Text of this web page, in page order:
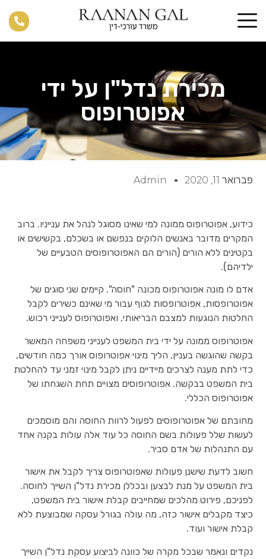
מכירת נדל"ן על ידי
אפוטרופוס
פברואר 11, 2020 Admin
כידוע, אפוטרופוס ממונה למי שאינו מסוגל לנהל את ענייניו. ברוב
המקרים מדובר באנשים הלוקים בנפשם או בשכלם, בקשישים או
בקטינים ללא הורים (הורים הם האפוטרופוסים הטבעיים של
ילדיהם).
אדם לו מונה אפוטרופוס מכונה "חוסה". קיימים שני סוגים של
אפוטרופסות, אפוטרופסות לגוף עבור מי שאינם כשירים לקבל
החלטות הנוגעות למצבם הבריאותי, ואפוטרופוס לענייני רכוש.
אפוטרופוס ממונה על ידי בית המשפט לענייני משפחה המאשר
בקשה שהוגשה בעניין, הליך מינוי אפוטרופוס אורך כמה חודשים,
כדי לתת מענה לצרכים מיידיים ניתן לקבל מינוי זמני עד להחלטת
בית המשפט בבקשה. אפוטרופוסים מצויים תחת השגחתו של
אפוטרופוס הכללי.
מחובתם של אפוטרופוסים לפעול לרוות החוסה והם מוסמכים
לעשות שלל פעולות בשם החוסה כל עוד אלה עולות בקנה אחד
עם התנהלות של אדם סביר.
חשוב לדעת שישנן פעולות שאפוטרופוס צריך לקבל את אישור
בית המשפט על מנת לבצען ובכללן מכירת נדל"ן השייך לחוסה.
לפניכם, פירוט מהלכים שמחייבים קבלת אישור בית המשפט,
כיצד מקבלים אישור כזה, מה עולה בגורל עסקה שמבוצעת ללא
קבלת אישור ועוד.
נקדים ונאמר שבכל מקרה של כוונה לביצוע עסקת נדל"ן השייך